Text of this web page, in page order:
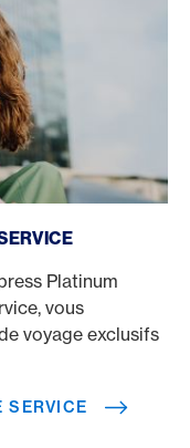
Platinum
vous
voyage exclusifs
SERVICE